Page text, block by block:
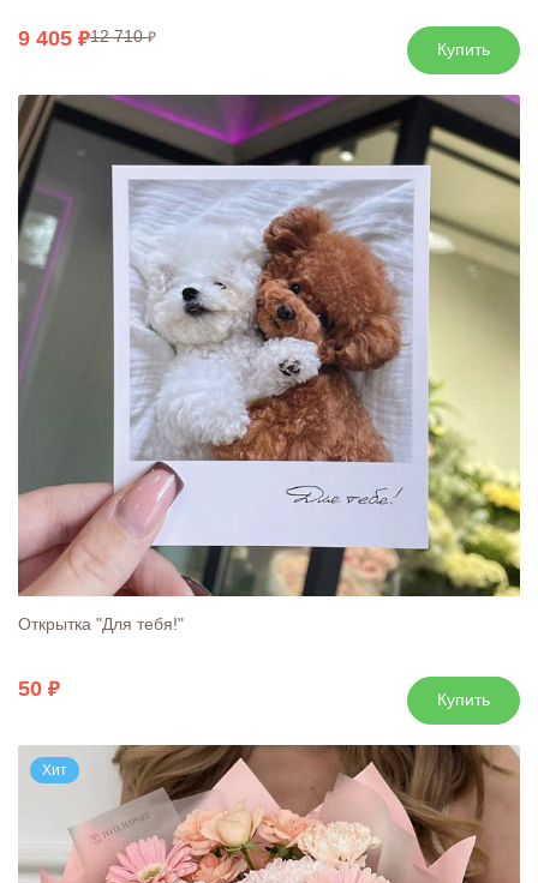
9 405 12 710
Купить
Открытка "Для тебя!"
50 Купить
Хит